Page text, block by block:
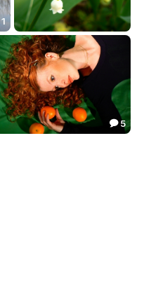
1
ароматы лета
0.52
 5